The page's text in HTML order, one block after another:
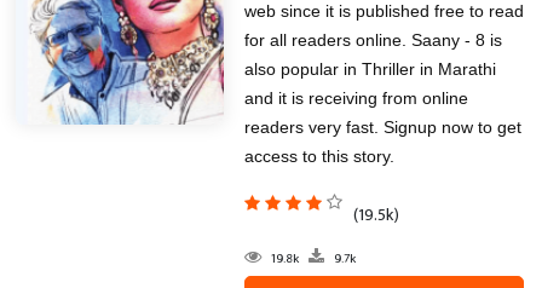
web since it is published free to read
for all readers online. Saany - 8 is
also popular in Thriller in Marathi
and it is receiving from online
readers very fast. Signup now to get
access to this story.
(19.5k)
19.8k 9.7k